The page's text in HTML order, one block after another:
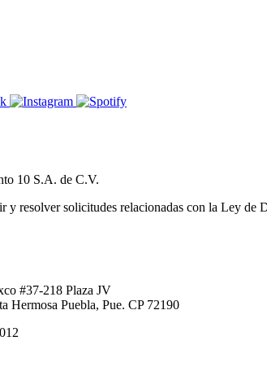
10 S.A. de C.V.
y resolver solicitudes relacionadas con la Ley de
#37-218 Plaza JV
Hermosa Puebla, Pue. CP 72190